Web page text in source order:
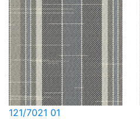
121/7021 01